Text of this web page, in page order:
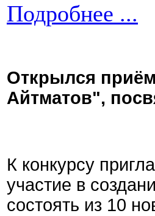
Подробнее ...
Открылся
Айтматов",
К конкурсу
участие в
состоять из 10